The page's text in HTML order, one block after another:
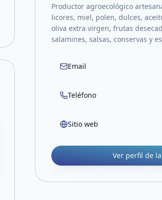
Productor agroecológico
licores, miel, polen, dulces,
oliva extra virgen, frutas
salamines, salsas, conservas y
Email
Teléfono
Sitio web
Ver perfil de